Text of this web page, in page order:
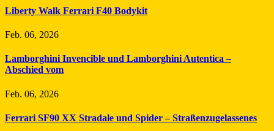
Liberty Walk Ferrari F40 Bodykit
Feb. 06, 2026
Lamborghini Invencible und Lamborghini Autentica –
Abschied vom
Feb. 06, 2026
Ferrari SF90 XX Stradale und Spider – Straßenzugelassenes